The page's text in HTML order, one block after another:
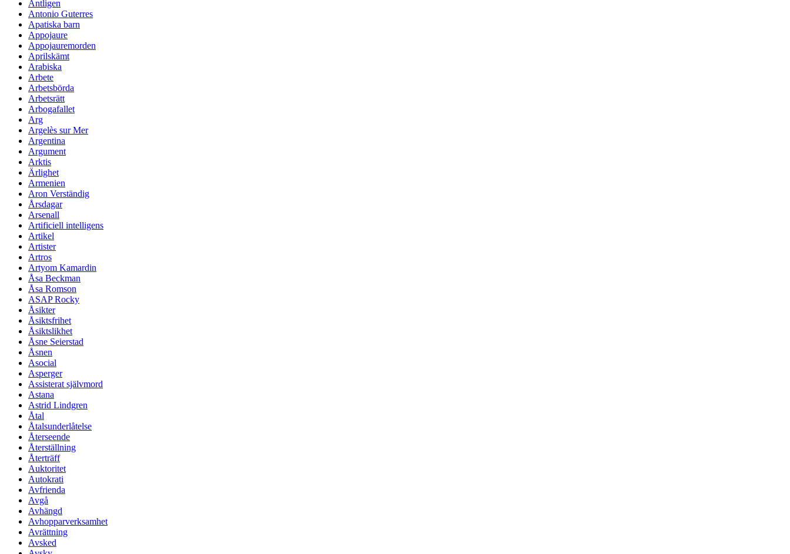
Äntligen
Antonio Guterres
Apatiska barn
Appojaure
Appojauremorden
Aprilskämt
Arabiska
Arbete
Arbetsbörda
Arbetsrätt
Arbogafallet
Arg
Argelès sur Mer
Argentina
Argument
Arktis
Ärlighet
Armenien
Aron Verständig
Årsdagar
Arsenall
Artificiell intelligens
Artikel
Artister
Artros
Artyom Kamardin
Åsa Beckman
Åsa Romson
ASAP Rocky
Åsikter
Åsiktsfrihet
Åsiktslikhet
Åsne Seierstad
Åsnen
Asocial
Asperger
Assisterat självmord
Astana
Astrid Lindgren
Åtal
Åtalsunderlåtelse
Återseende
Återställning
Återträff
Auktoritet
Autokrati
Avfrienda
Avgå
Avhängd
Avhopparverksamhet
Avrättning
Avsked